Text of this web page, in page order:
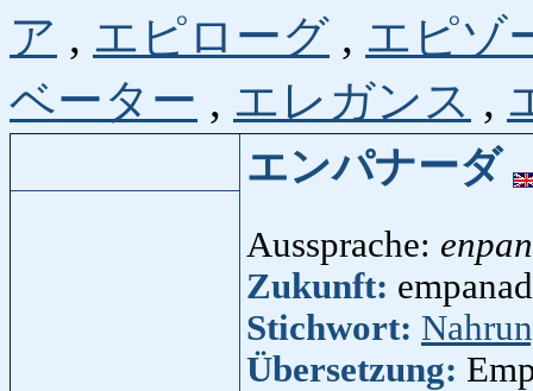
ア , エピローグ , エピゾ
ベーター , エレガンス ,
エンパナーダ
Aussprache:
Zukunft:
Stichwort:
Übersetzung: